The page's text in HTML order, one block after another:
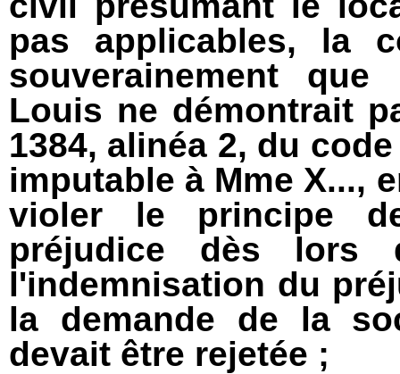
pas applicables, la
souverainement
Louis ne démontrait
1384, alinéa 2, du
imputable à Mme X...,
violer le principe
préjudice dès lors
l'indemnisation du
la demande de la
devait être rejetée ;